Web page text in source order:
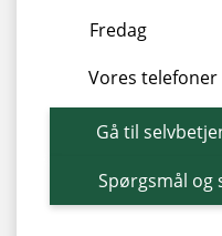
Fredag
Vores telefoner
Gå til
Spørgsmål og